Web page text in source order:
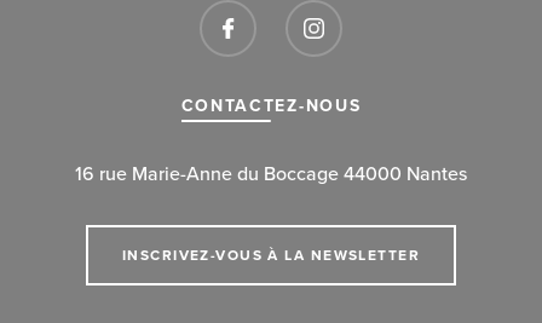
CONTACTEZ-NOUS
16 rue Marie-Anne du Boccage 44000 Nantes
INSCRIVEZ-VOUS À LA NEWSLETTER